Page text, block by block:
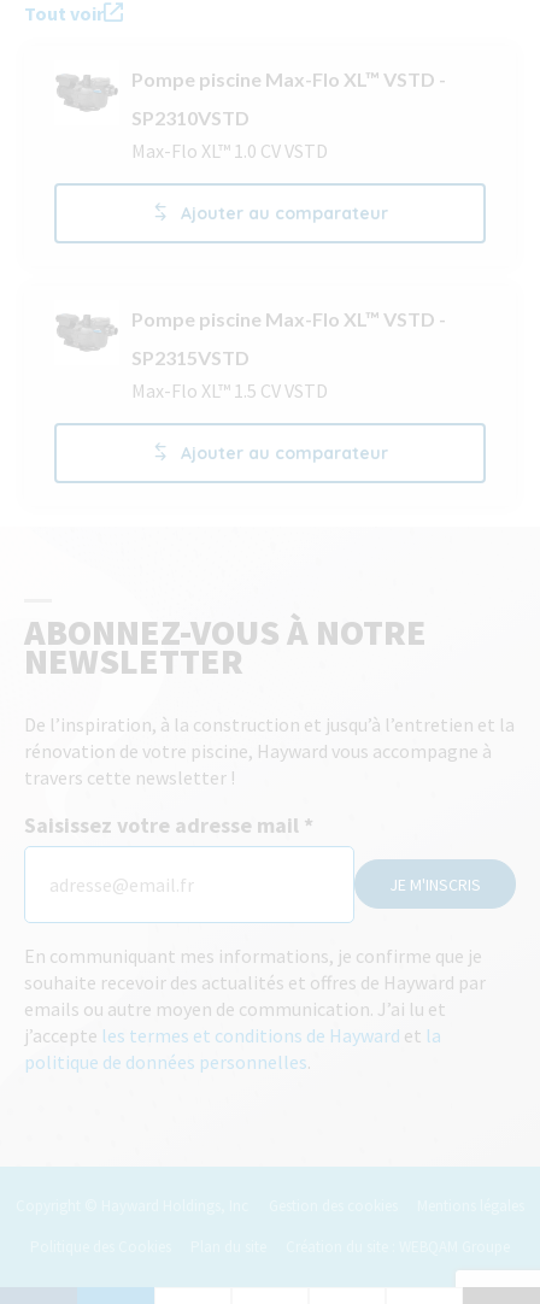
Tout voir
Pompe piscine Max-Flo XL™ VSTD -
SP2310VSTD
Max-Flo XL™ 1.0 CV VSTD
Ajouter au comparateur
Pompe piscine Max-Flo XL™ VSTD -
SP2315VSTD
Max-Flo XL™ 1.5 CV VSTD
Ajouter au comparateur
ABONNEZ-VOUS À NOTRE
NEWSLETTER
De l’inspiration, à la construction et jusqu’à l’entretien et la
rénovation de votre piscine, Hayward vous accompagne à
travers cette newsletter !
Saisissez votre adresse mail
JE M'INSCRIS
En communiquant mes informations, je confirme que je
souhaite recevoir des actualités et offres de Hayward par
emails ou autre moyen de communication. J’ai lu et
j’accepte les termes et conditions de Hayward et la
politique de données personnelles.